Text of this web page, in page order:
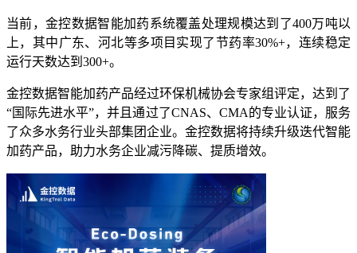
当前，金控数据智能加药系统覆盖处理规模达到了400万吨以
上，其中广东、河北等多项目实现了节药率30%+，连续稳定
运行天数达到300+。
金控数据智能加药产品经过环保机械协会专家组评定，达到了
“国际先进水平”，并且通过了CNAS、CMA的专业认证，服务
了众多水务行业头部集团企业。金控数据将持续升级迭代智能
加药产品，助力水务企业减污降碳、提质增效。